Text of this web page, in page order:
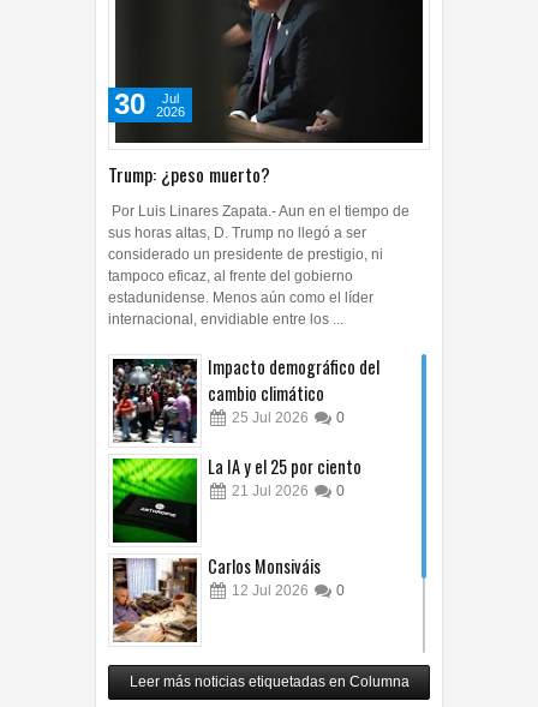
Trump: ¿peso muerto?
30
Jul
2026
Por Luis Linares Zapata.- Aun en el tiempo de
sus horas altas, D. Trump no llegó a ser
considerado un presidente de prestigio, ni
tampoco eficaz, al frente del gobierno
estadunidense. Menos aún como el líder
internacional, envidiable entre los ...
Impacto demográfico del
cambio climático
25 Jul 2026 0
La IA y el 25 por ciento
21 Jul 2026 0
Carlos Monsiváis
12 Jul 2026 0
Revuelo en la inteligencia
artificial
Leer más noticias etiquetadas en Columna